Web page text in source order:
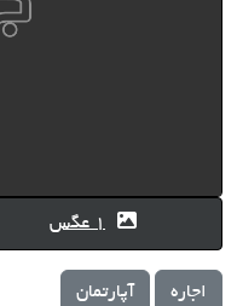
1 عگس
اجاره آپارتمان